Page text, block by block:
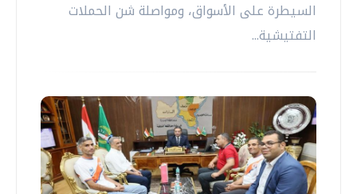
السيطرة على الأسواق، ومواصلة شن الحملات
التفتيشية...